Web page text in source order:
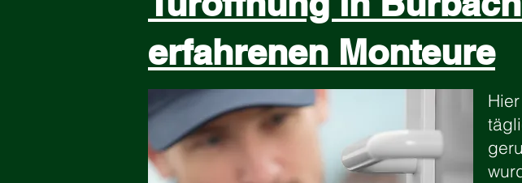
erfahrenen Monteure